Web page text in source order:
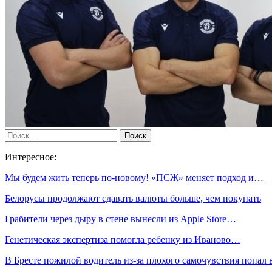
Интересное:
Мы будем жить теперь по-новому! «ПСЖ» меняет подход и…
Белорусы продолжают сдавать валюты больше, чем покупать
Грабители через дыру в стене вынесли из Apple Store…
Генетическая экспертиза помогла ребенку из Иваново…
В Бресте пожилой водитель из-за плохого самочувствия